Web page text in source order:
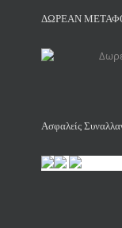
ΔΩΡΕΑΝ
Ασφαλείς